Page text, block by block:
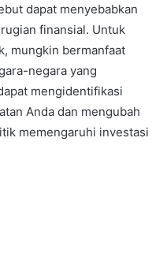
dapat menyebabkan
finansial. Untuk
mungkin bermanfaat
negara yang
mengidentifikasi
Anda dan mengubah
memengaruhi investasi